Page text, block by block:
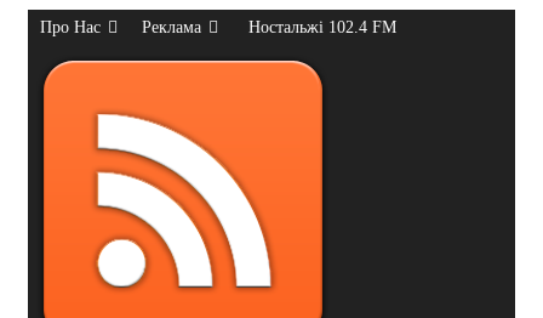
Про Нас Реклама Ностальжі 102.4 FM